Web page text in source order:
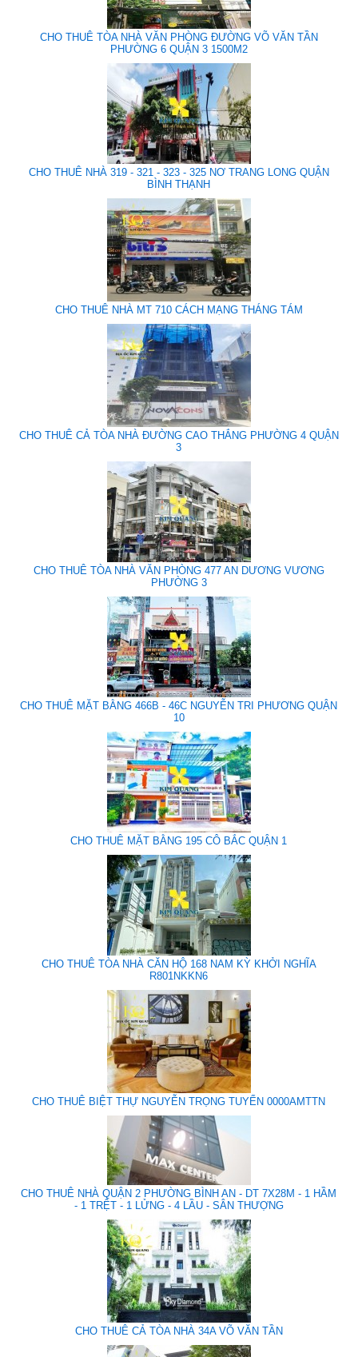
CHO THUÊ TÒA NHÀ VĂN PHÒNG ĐƯỜNG VÕ VĂN TẦN
PHƯỜNG 6 QUẬN 3 1500M2
CHO THUÊ NHÀ 319 - 321 - 323 - 325 NƠ TRANG LONG QUẬN
BÌNH THẠNH
CHO THUÊ NHÀ MT 710 CÁCH MẠNG THÁNG TÁM
CHO THUÊ CẢ TÒA NHÀ ĐƯỜNG CAO THẮNG PHƯỜNG 4 QUẬN
3
CHO THUÊ TÒA NHÀ VĂN PHÒNG 477 AN DƯƠNG VƯƠNG
PHƯỜNG 3
CHO THUÊ MẶT BẰNG 466B - 46C NGUYỄN TRI PHƯƠNG QUẬN
10
CHO THUÊ MẶT BẰNG 195 CÔ BẮC QUẬN 1
CHO THUÊ TÒA NHÀ CĂN HỘ 168 NAM KỲ KHỞI NGHĨA
R801NKKN6
CHO THUÊ BIỆT THỰ NGUYỄN TRỌNG TUYỂN 0000AMTTN
CHO THUÊ NHÀ QUẬN 2 PHƯỜNG BÌNH AN - DT 7X28M - 1 HẦM
- 1 TRỆT - 1 LỬNG - 4 LẦU - SÂN THƯỢNG
CHO THUÊ CẢ TÒA NHÀ 34A VÕ VĂN TẦN